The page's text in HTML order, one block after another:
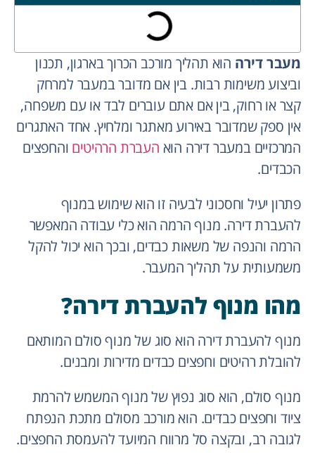
מעבר דירה הוא תהליך מורכב הכרוך בארגון, תכנון
וביצוע משימות רבות. בין אם מדובר במעבר למרחק
קצר או רחוק, בין אם אתם עוברים לבד או עם משפחה,
אין ספק שמדובר באירוע מאתגר ומלחיץ. אחד האתגרים
המרכזיים במעבר דירה הוא העברת הרהיטים והחפצים
הכבדים.
פתרון יעיל וחסכוני לבעיה זו הוא שימוש במנוף
להעברת דירה. מנוף הרמה הוא כלי עבודה המאפשר
הרמה והנפה של משאות כבדים, ובכך הוא יכול להקל
משמעותית על תהליך המעבר.
מהו מנוף להעברת דירה?
מנוף להעברת דירה הוא סוג של מנוף סולם המותאם
להובלת רהיטים וחפצים כבדים מדירות ומבנים.
מנוף סולם, הוא סוג נפוץ של מנוף המשמש להרמת
ציוד וחפצים כבדים. הוא מורכב מסולם מתכת הנפתח
לגובה רב, ובקצה סל מרווח המיועד להעמסת החפצים.